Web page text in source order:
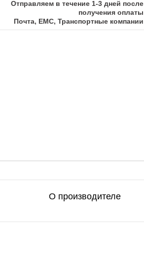
Отправляем в течение 1-3 дней после
получения оплаты
Почта, ЕМС, Транспортные компании
О производителе